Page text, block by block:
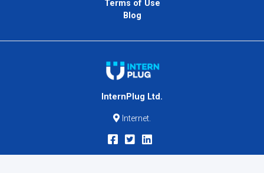
Terms of Use
Blog
InternPlug Ltd.
Internet.